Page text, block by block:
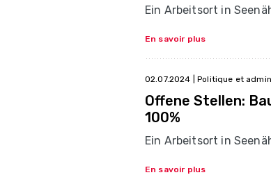
Ein Arbeitsort in
En savoir plus
02.07.2024 | Politique et
Offene Stellen:
100%
Ein Arbeitsort in
En savoir plus